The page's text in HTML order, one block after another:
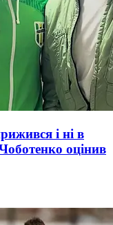
і ні в
оцінив